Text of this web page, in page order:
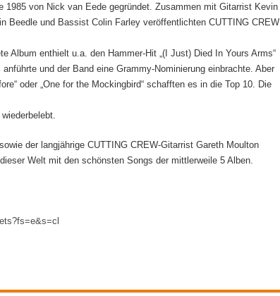
1985 von Nick van Eede gegründet. Zusammen mit Gitarrist Kevin
Beedle und Bassist Colin Farley veröffentlichten CUTTING CREW
Album enthielt u.a. den Hammer-Hit „(I Just) Died In Yours Arms“
anführte und der Band eine Grammy-Nominierung einbrachte. Aber
oder „One for the Mockingbird“ schafften es in die Top 10. Die
der langjährige CUTTING CREW-Gitarrist Gareth Moulton
Welt mit den schönsten Songs der mittlerweile 5 Alben.